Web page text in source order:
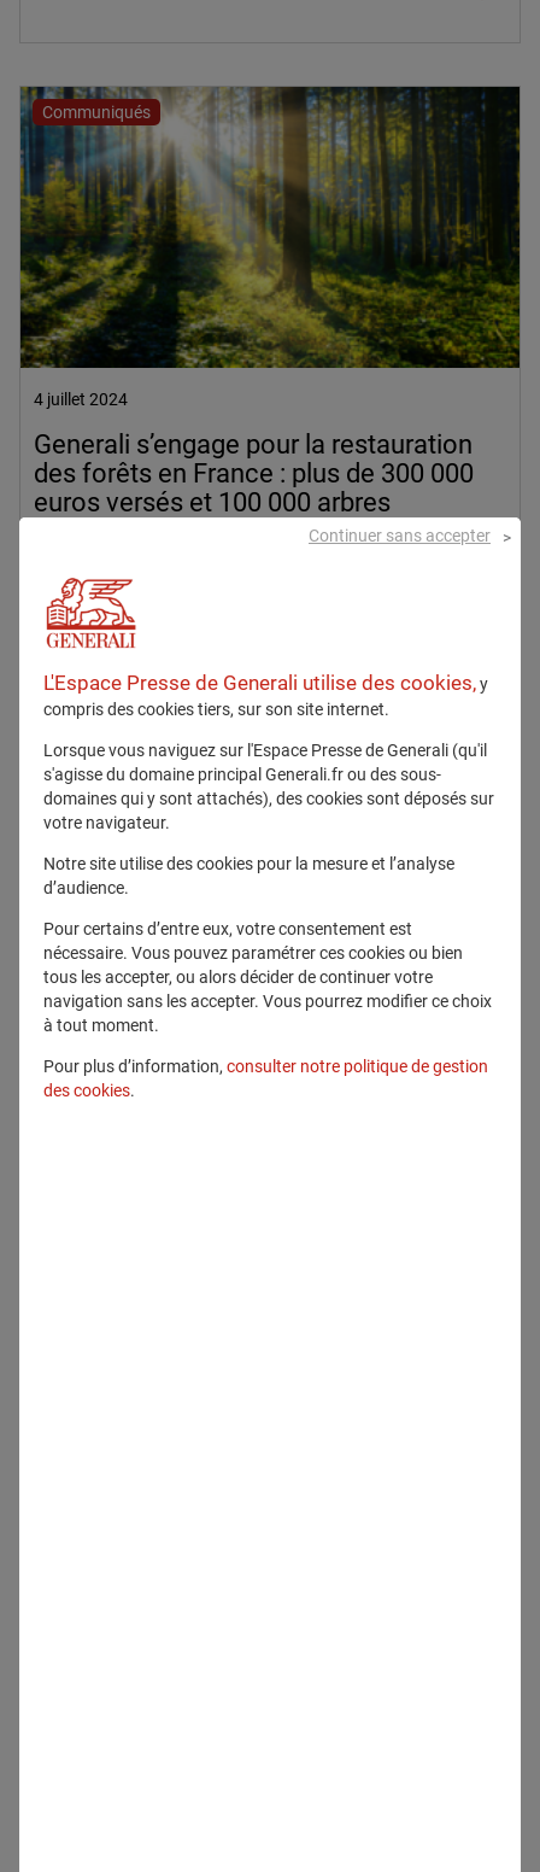
Communiqués
4 juillet 2024
Generali s’engage pour la restauration
des forêts en France : plus de 300 000
euros versés et 100 000 arbres
Durabilité
En savoir plus
5 juin 2024
L'Espace Presse de Generali utilise des cookies,y
compris des cookies tiers, sur son site internet.
Lorsque vous naviguez sur l'Espace Presse de Generali (qu'il
s'agisse du domaine principal Generali.fr ou des sous-
domaines qui y sont attachés), des cookies sont déposés sur
votre navigateur.
Notre site utilise des cookies pour la mesure et l’analyse
d’audience.
Pour certains d’entre eux, votre consentement est
nécessaire. Vous pouvez paramétrer ces cookies ou bien
tous les accepter, ou alors décider de continuer votre
navigation sans les accepter. Vous pourrez modifier ce choix
à tout moment.
Pour plus d’information, consulter notre politique de gestion
des cookies.
Continuer sans accepter